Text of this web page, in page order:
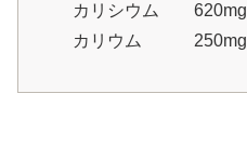
カリシウム 620mg
カリウム 250mg